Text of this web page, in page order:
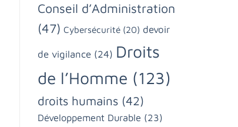
Conseil d’Administration
(47) Cybersécurité (20) devoir
de vigilance (24) Droits
de l’Homme (123)
droits humains (42)
Développement Durable (23)